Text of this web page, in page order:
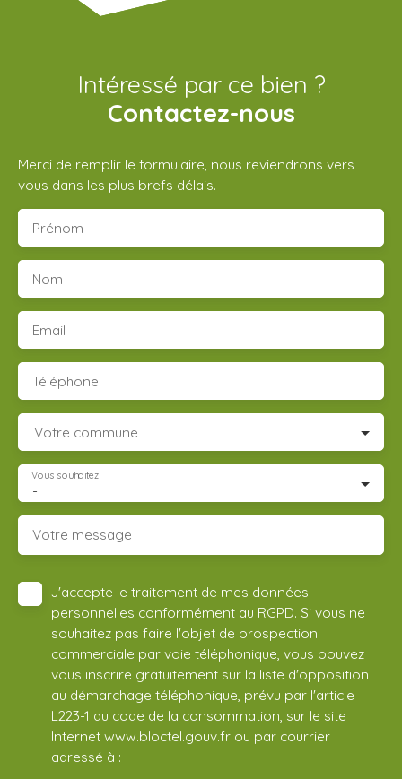
Intéressé par ce bien ?
Contactez-nous
Merci de remplir le formulaire, nous reviendrons vers
vous dans les plus brefs délais.
Prénom
Nom
Email
Téléphone
Votre commune
-
Vous souhaitez
Votre message
J'accepte le traitement de mes données
personnelles conformément au RGPD. Si vous ne
souhaitez pas faire l'objet de prospection
commerciale par voie téléphonique, vous pouvez
vous inscrire gratuitement sur la liste d'opposition
au démarchage téléphonique, prévu par l'article
L223-1 du code de la consommation, sur le site
Internet www.bloctel.gouv.fr ou par courrier
adressé à :